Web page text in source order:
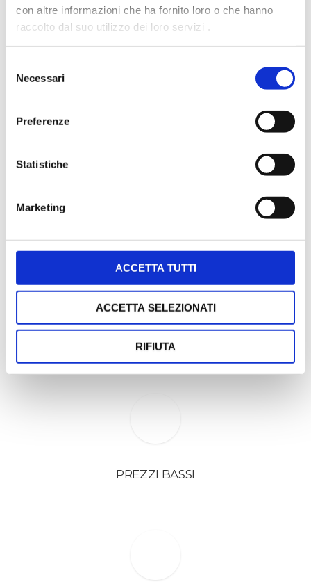
con altre informazioni che ha fornito loro o che hanno
raccolto dal suo utilizzo dei loro servizi .
delNecessari
Preferenze
Statistiche
Marketing
ACCETTA TUTTI
ACCETTA SELEZIONATI
RIFIUTA
nel contratto scritto che noi
stipuliamo sempre, verrà indicato
l’importo esatto che pagherai a
FORMULA PAGHI SE VINCI.
CONTRATTO PALMARIO se si
PREZZI BASSI